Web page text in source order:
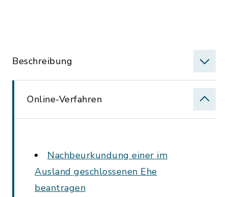
Beschreibung
Online-Verfahren
Nachbeurkundung einer im
Ausland geschlossenen Ehe
beantragen